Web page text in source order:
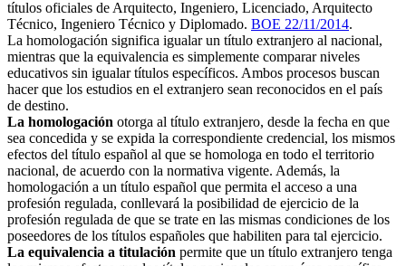
títulos oficiales de Arquitecto, Ingeniero, Licenciado, Arquitecto
Técnico, Ingeniero Técnico y Diplomado. BOE 22/11/2014.
La homologación significa igualar un título extranjero al nacional,
mientras que la equivalencia es simplemente comparar niveles
educativos sin igualar títulos específicos. Ambos procesos buscan
hacer que los estudios en el extranjero sean reconocidos en el país
de destino.
La homologación otorga al título extranjero, desde la fecha en que
sea concedida y se expida la correspondiente credencial, los mismos
efectos del título español al que se homologa en todo el territorio
nacional, de acuerdo con la normativa vigente. Además, la
homologación a un título español que permita el acceso a una
profesión regulada, conllevará la posibilidad de ejercicio de la
profesión regulada de que se trate en las mismas condiciones de los
poseedores de los títulos españoles que habiliten para tal ejercicio.
La equivalencia a titulación permite que un título extranjero tenga